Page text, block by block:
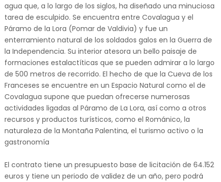
agua que, a lo largo de los siglos, ha diseñado una minuciosa
tarea de esculpido. Se encuentra entre Covalagua y el
Páramo de la Lora (Pomar de Valdivia) y fue un
enterramiento natural de los soldados galos en la Guerra de
la Independencia. Su interior atesora un bello paisaje de
formaciones estalactíticas que se pueden admirar a lo largo
de 500 metros de recorrido. El hecho de que la Cueva de los
Franceses se encuentre en un Espacio Natural como el de
Covalagua supone que puedan ofrecerse numerosas
actividades ligadas al Páramo de La Lora, así como a otros
recursos y productos turísticos, como el Románico, la
naturaleza de la Montaña Palentina, el turismo activo o la
gastronomía
El contrato tiene un presupuesto base de licitación de 64.152
euros y tiene un periodo de validez de un año, pero podrá